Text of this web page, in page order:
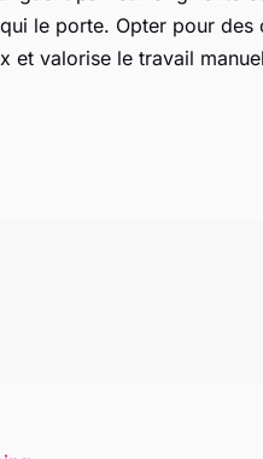
le porte. Opter pour des
et valorise le travail